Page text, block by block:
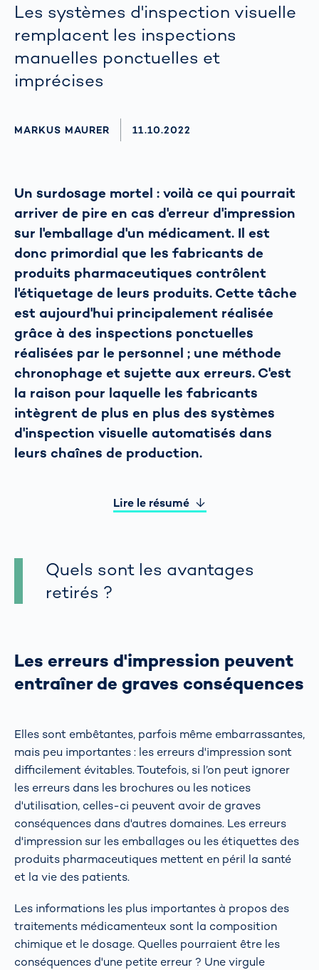
Les systèmes d'inspection visuelle
remplacent les inspections
manuelles ponctuelles et
imprécises
AUTHOR
MARKUS MAURER AKTUALISIERT AM:
11.10.2022
Un surdosage mortel : voilà ce qui pourrait
arriver de pire en cas d'erreur d'impression
sur l'emballage d'un médicament. Il est
donc primordial que les fabricants de
produits pharmaceutiques contrôlent
l'étiquetage de leurs produits. Cette tâche
est aujourd'hui principalement réalisée
grâce à des inspections ponctuelles
réalisées par le personnel ; une méthode
chronophage et sujette aux erreurs. C'est
la raison pour laquelle les fabricants
intègrent de plus en plus des systèmes
d'inspection visuelle automatisés dans
leurs chaînes de production.
Lire le résumé
Quels sont les avantages
retirés ?
Les erreurs d'impression peuvent
entraîner de graves conséquences
Elles sont embêtantes, parfois même embarrassantes,
mais peu importantes : les erreurs d'impression sont
difficilement évitables. Toutefois, si l’on peut ignorer
les erreurs dans les brochures ou les notices
d'utilisation, celles-ci peuvent avoir de graves
conséquences dans d'autres domaines. Les erreurs
d'impression sur les emballages ou les étiquettes des
produits pharmaceutiques mettent en péril la santé
et la vie des patients.
Les informations les plus importantes à propos des
traitements médicamenteux sont la composition
chimique et le dosage. Quelles pourraient être les
conséquences d'une petite erreur ? Une virgule